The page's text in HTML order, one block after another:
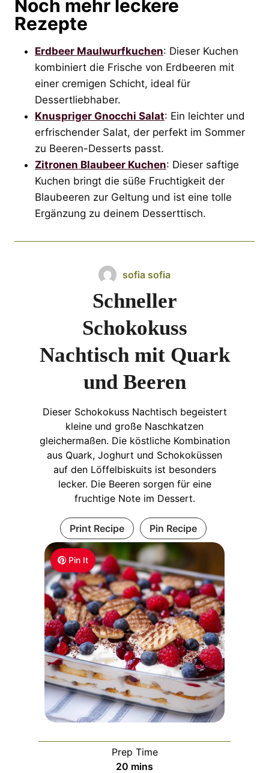
Noch mehr leckere
Rezepte
Erdbeer Maulwurfkuchen: Dieser Kuchen
kombiniert die Frische von Erdbeeren mit
einer cremigen Schicht, ideal für
Dessertliebhaber.
Knuspriger Gnocchi Salat: Ein leichter und
erfrischender Salat, der perfekt im Sommer
zu Beeren-Desserts passt.
Zitronen Blaubeer Kuchen: Dieser saftige
Kuchen bringt die süße Fruchtigkeit der
Blaubeeren zur Geltung und ist eine tolle
Ergänzung zu deinem Desserttisch.
Pin It
sofia sofia
Schneller
Schokokuss
Nachtisch mit Quark
und Beeren
Dieser Schokokuss Nachtisch begeistert
kleine und große Naschkatzen
gleichermaßen. Die köstliche Kombination
aus Quark, Joghurt und Schokoküssen
auf den Löffelbiskuits ist besonders
lecker. Die Beeren sorgen für eine
fruchtige Note im Dessert.
Print Recipe Pin Recipe
Prep Time
20 m
mins